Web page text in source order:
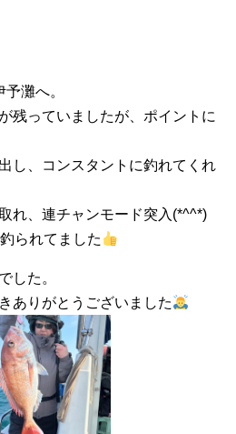
灘へ。
残っていましたが、ポイントに
し、コンスタントに釣れてくれ
れ、連チャンモード突入(*^^*)
られてました
した。
ありがとうございました